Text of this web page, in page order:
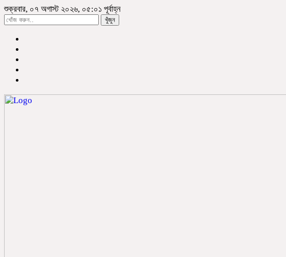
শুক্রবার, ০৭ অগাস্ট ২০২৬, ০৫:০১ পূর্বাহ্ন
খুঁজুন